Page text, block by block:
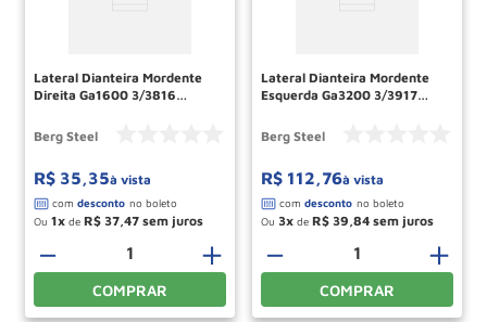
Lateral Dianteira Mordente
Direita Ga1600 3/3816
Berg Steel
R$ 35,35à vista
Ou 1 de R$ 37 47
＋
－
COMPRAR
Lateral Dianteira Mordente
Esquerda Ga3200 3/3917
Berg Steel
R$ 112,76à vista
Ou 3 de R$ 39 84
＋
－
COMPRAR